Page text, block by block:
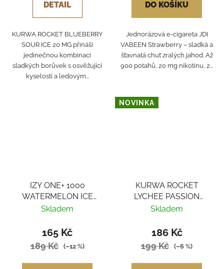
DETAIL
KURWA ROCKET BLUEBERRY
SOUR ICE 20 MG přináší
jedinečnou kombinaci
sladkých borůvek s osvěžující
kyselostí a ledovým...
DO KOŠÍKU
Jednorázová e-cigareta JDI
VABEEN Strawberry – sladká a
šťavnatá chuť zralých jahod. Až
900 potahů, 20 mg nikotinu, 2...
IZY ONE+ 1000
WATERMELON ICE
18MG
Skladem
165 Kč
189 Kč (–12 %)
NOVINKA
KURWA ROCKET
LYCHEE PASSION
FRUIT ORANGE ICE
Skladem
186 Kč
199 Kč (–6 %)